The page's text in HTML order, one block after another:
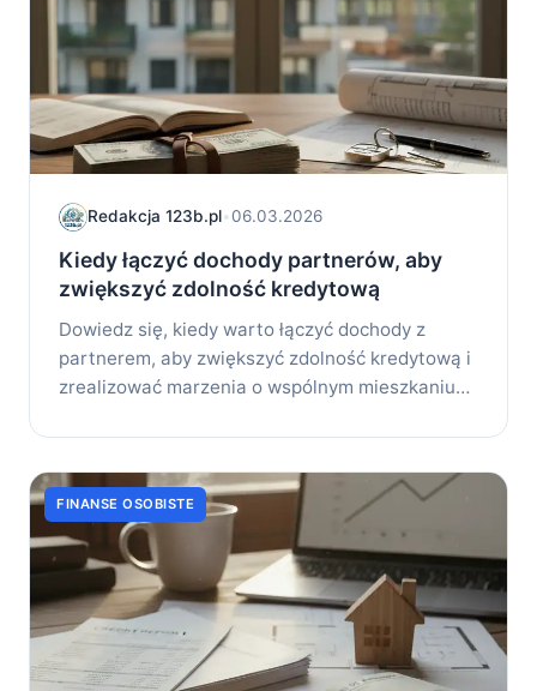
Redakcja 123b.pl•06.03.2026
Kiedy łączyć dochody partnerów, aby
zwiększyć zdolność kredytową
Dowiedz się, kiedy warto łączyć dochody z
partnerem, aby zwiększyć zdolność kredytową i
zrealizować marzenia o wspólnym mieszkaniu
FINANSE OSOBISTE